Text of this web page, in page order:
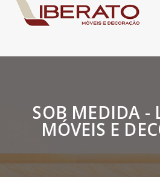
SOB MEDIDA -
MÓVEIS E